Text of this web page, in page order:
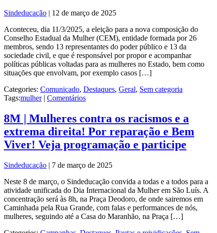
Sindeducação | 12 de março de 2025
Aconteceu, dia 11/3/2025, a eleição para a nova composição do
Conselho Estadual da Mulher (CEM), entidade formada por 26
membros, sendo 13 representantes do poder público e 13 da
sociedade civil, e que é responsável por propor e acompanhar
políticas públicas voltadas para as mulheres no Estado, bem como
situações que envolvam, por exemplo casos […]
Categories: Comunicado, Destaques, Geral, Sem categoria
Tags:mulher | Comentários
8M | Mulheres contra os racismos e a
extrema direita! Por reparação e Bem
Viver! Veja programação e participe
Sindeducação | 7 de março de 2025
Neste 8 de março, o Sindeducação convida a todas e a todos para a
atividade unificada do Dia Internacional da Mulher em São Luís. A
concentração será às 8h, na Praça Deodoro, de onde sairemos em
Caminhada pela Rua Grande, com falas e performances de nós,
mulheres, seguindo até a Casa do Maranhão, na Praça […]